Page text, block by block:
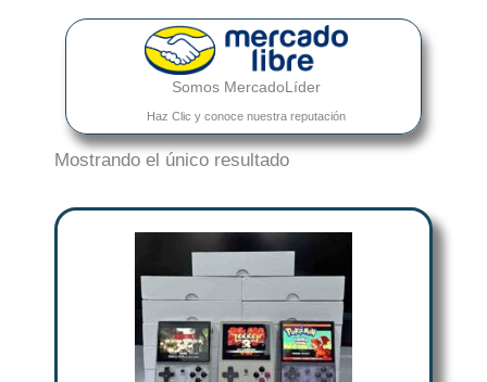
Somos MercadoLíder
Haz Clic y conoce nuestra reputación
Mostrando el único resultado
producto
tiene
variantes.
Las